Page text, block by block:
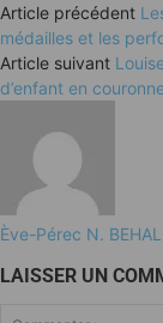
Article précédent
médailles et les
Article suivant
d’enfant en
Ève-Pérec N.
LAISSER UN